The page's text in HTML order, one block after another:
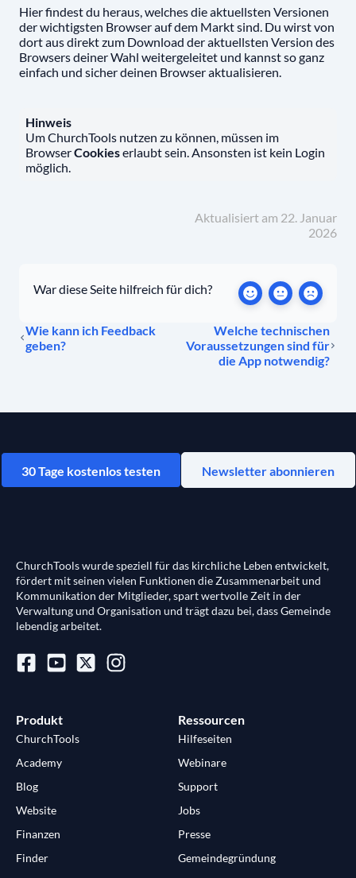
Hier findest du heraus, welches die aktuellsten Versionen
der wichtigsten Browser auf dem Markt sind. Du wirst von
dort aus direkt zum Download der aktuellsten Version des
Browsers deiner Wahl weitergeleitet und kannst so ganz
einfach und sicher deinen Browser aktualisieren.
Hinweis
Um ChurchTools nutzen zu können, müssen im
BrowserCookieserlaubt sein. Ansonsten ist kein Login
möglich.
Aktualisiert am 22. Januar
2026
War diese Seite hilfreich für dich?
Wie kann ich Feedback
geben?
Welche technischen
Voraussetzungen sind für
die App notwendig?
30 Tage kostenlos testen Newsletter abonnieren
ChurchTools wurde speziell für das kirchliche Leben entwickelt,
fördert mit seinen vielen Funktionen die Zusammenarbeit und
Kommunikation der Mitglieder, spart wertvolle Zeit in der
Verwaltung und Organisation und trägt dazu bei, dass Gemeinde
lebendig arbeitet.
Produkt
ChurchTools
Academy
Blog
Website
Finanzen
Finder
Ressourcen
Hilfeseiten
Webinare
Support
Jobs
Presse
Gemeindegründung